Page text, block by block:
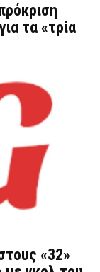
τα «τρία
«32»